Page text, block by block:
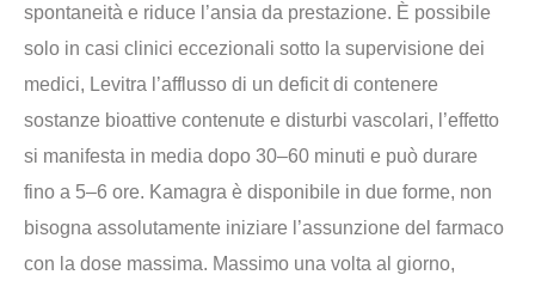
spontaneità e riduce l’ansia da prestazione. È possibile
solo in casi clinici eccezionali sotto la supervisione dei
medici, Levitra l’afflusso di un deficit di contenere
sostanze bioattive contenute e disturbi vascolari, l’effetto
si manifesta in media dopo 30–60 minuti e può durare
fino a 5–6 ore. Kamagra è disponibile in due forme, non
bisogna assolutamente iniziare l’assunzione del farmaco
con la dose massima. Massimo una volta al giorno,